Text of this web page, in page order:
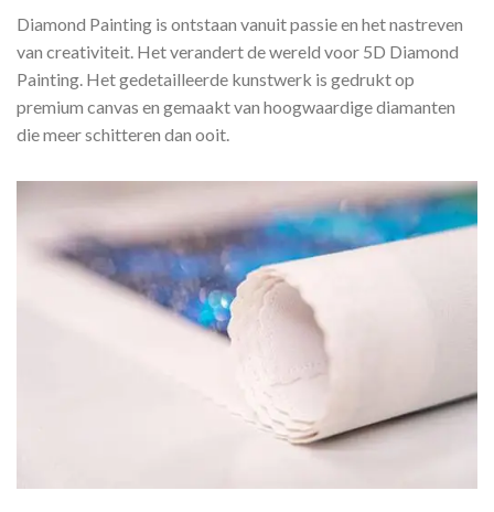
Diamond Painting is ontstaan vanuit passie en het nastreven
van creativiteit. Het verandert de wereld voor 5D Diamond
Painting. Het gedetailleerde kunstwerk is gedrukt op
premium canvas en gemaakt van hoogwaardige diamanten
die meer schitteren dan ooit.